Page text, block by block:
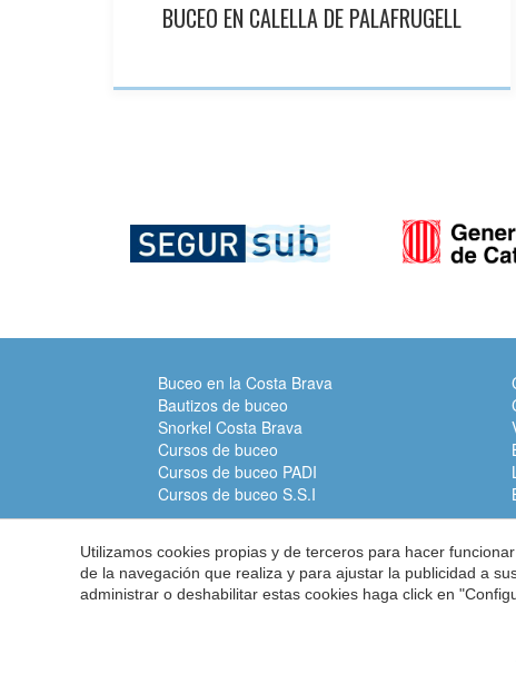
BUCEO EN CALELLA DE PALAFRUGELL
Buceo en la Costa Brava
Bautizos de buceo
Snorkel Costa Brava
Cursos de buceo
Cursos de buceo PADI
Cursos de buceo S.S.I
Utilizamos cookies propias y de terceros para hacer
de la navegación que realiza y para ajustar la publicidad a
administrar o deshabilitar estas cookies haga click en